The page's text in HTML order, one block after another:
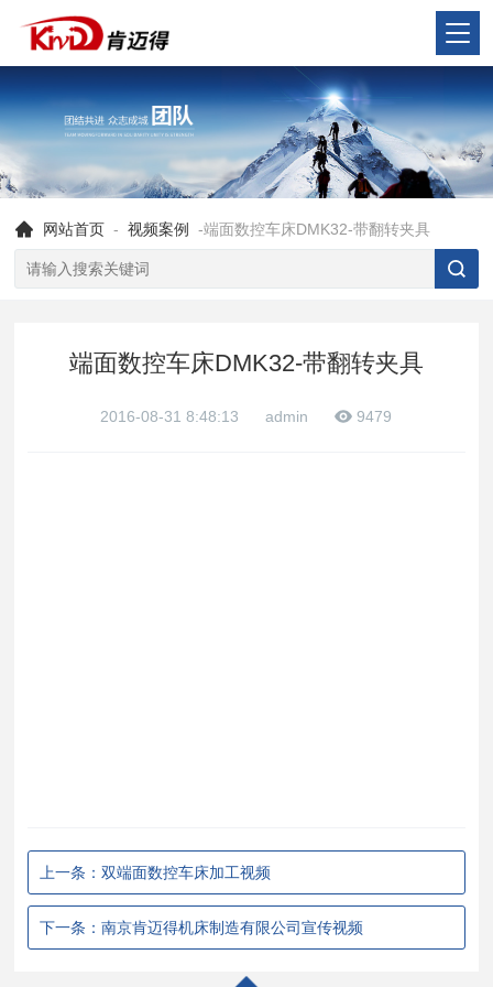
网站首页 - 视频案例 -端面数控车床DMK32-带翻转夹具
端面数控车床DMK32-带翻转夹具
2016-08-31 8:48:13 admin 9479
上一条：双端面数控车床加工视频
下一条：南京肯迈得机床制造有限公司宣传视频